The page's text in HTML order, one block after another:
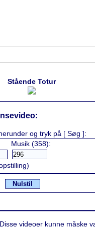
Stående Totur
og tryk på [ Søg ]:
Musik (358):
Nulstil
Disse videoer kunne måske